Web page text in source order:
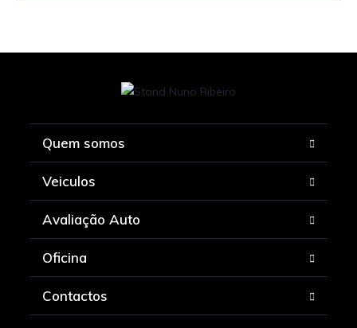
Quem somos
Veiculos
Avaliação Auto
Oficina
Contactos